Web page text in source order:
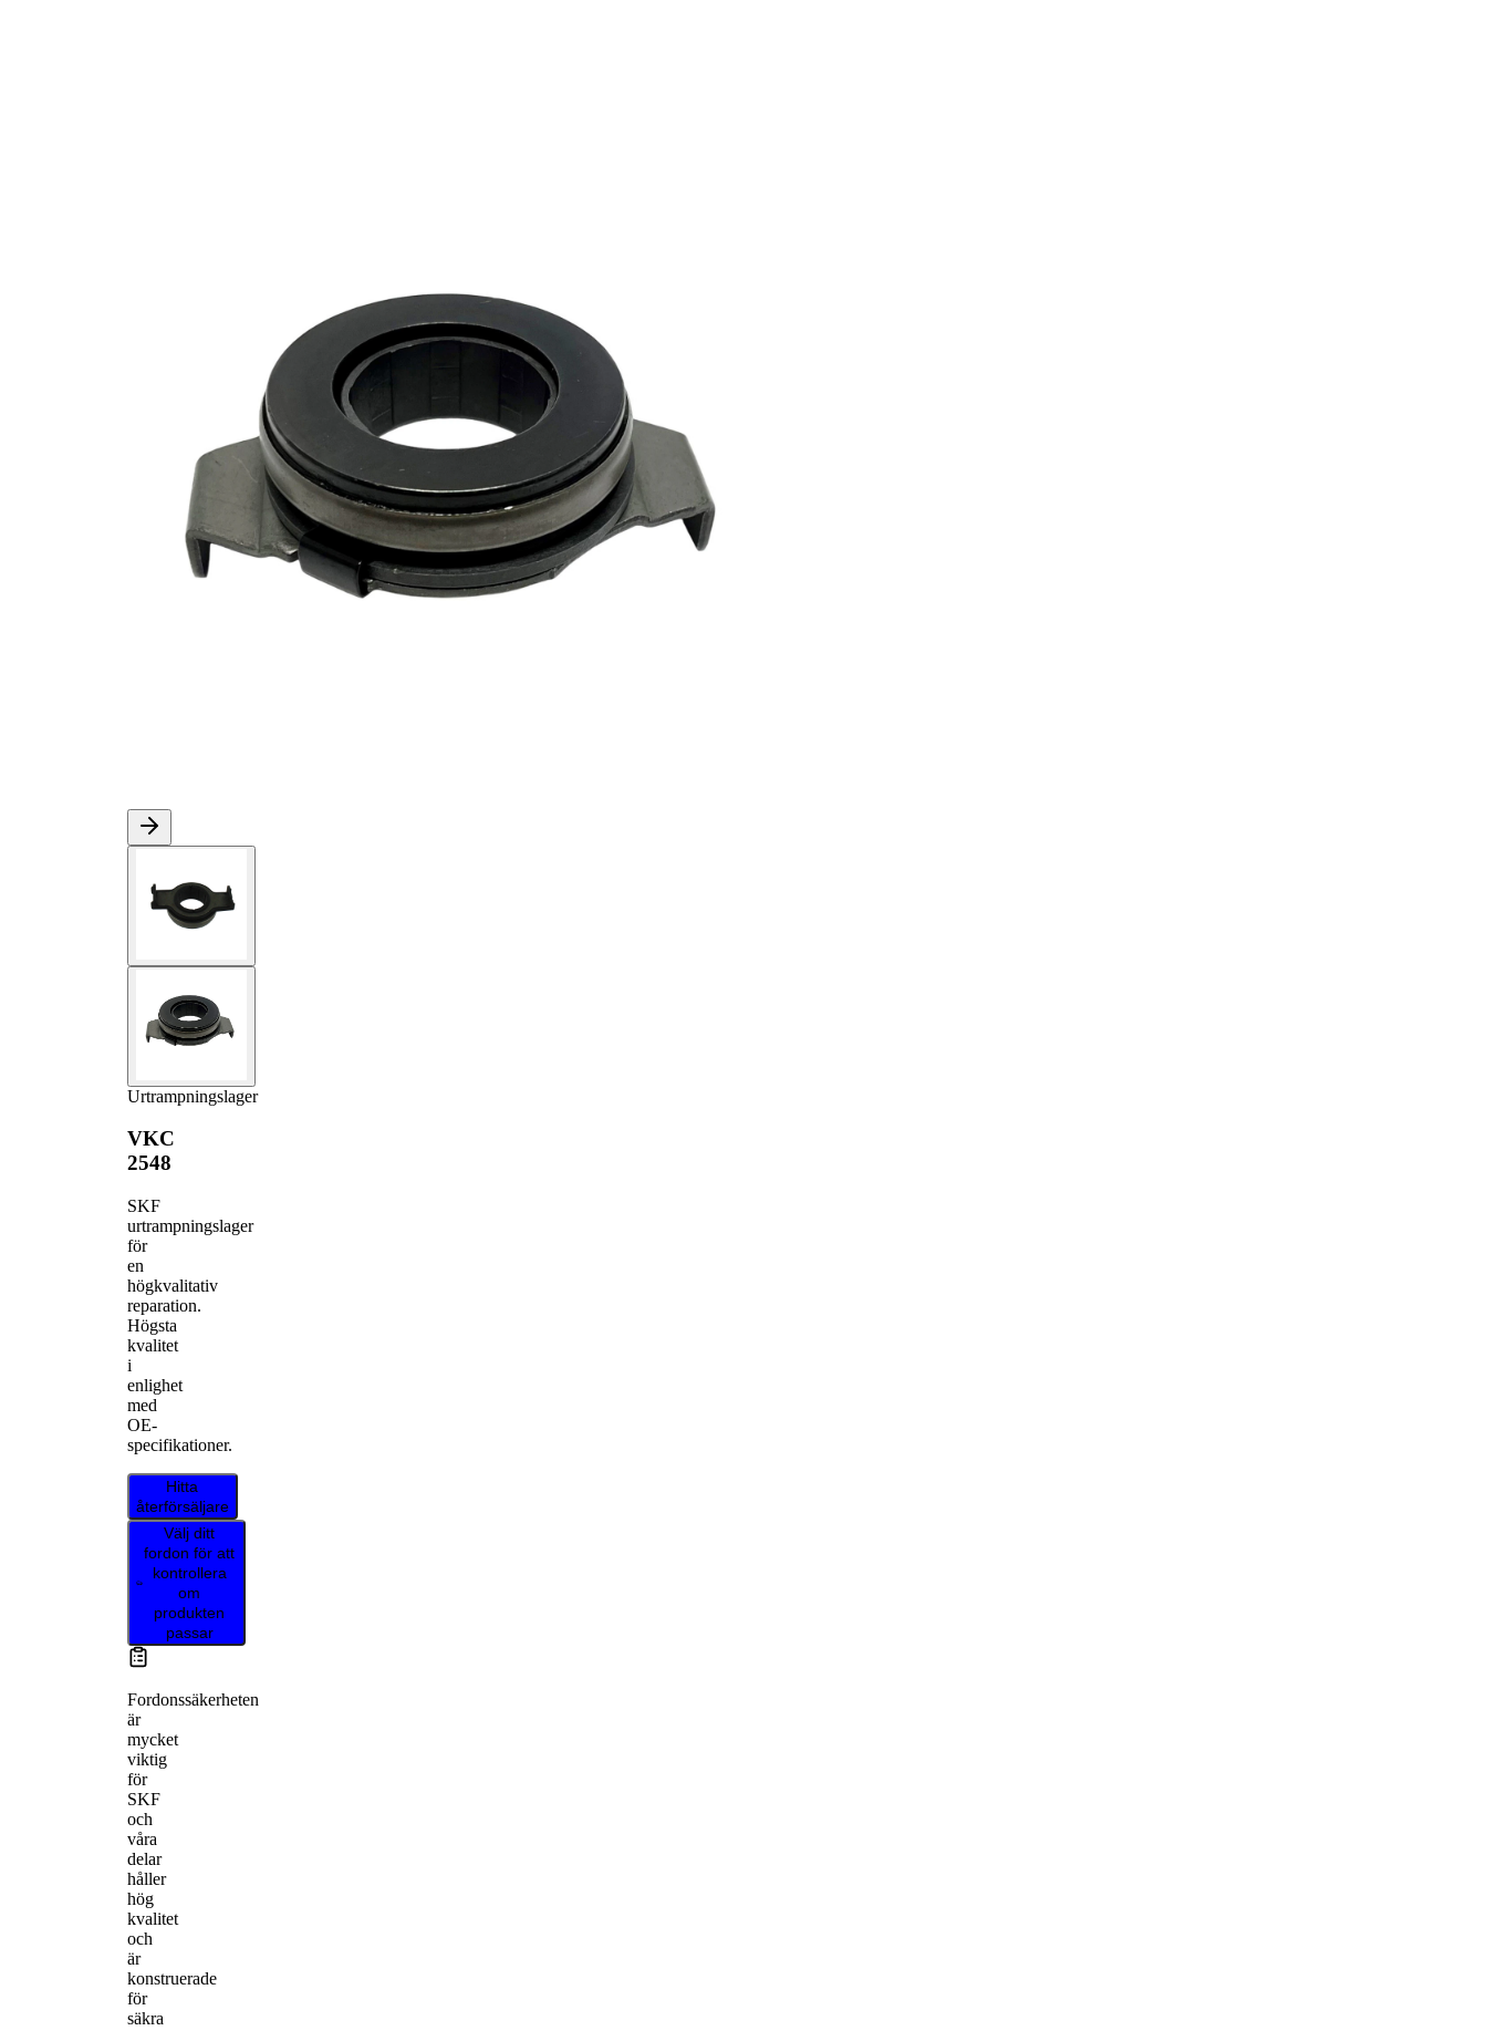
Urtrampningslager
VKC
2548
SKF
urtrampningslager
för
en
högkvalitativ
reparation.
Högsta
kvalitet
i
enlighet
med
OE-
specifikationer.
Hitta
återförsäljare
Välj ditt
fordon för att
kontrollera
om
produkten
passar
Fordonssäkerheten
är
mycket
viktig
för
SKF
och
våra
delar
håller
hög
kvalitet
och
är
konstruerade
för
säkra